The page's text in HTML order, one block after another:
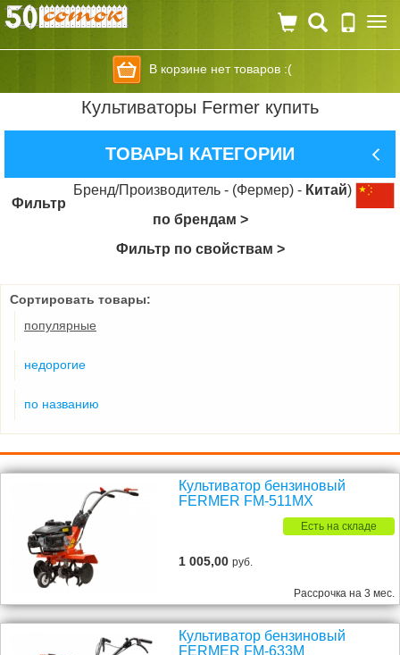
В корзине нет товаров :(
Культиваторы Fermer купить
ТОВАРЫ КАТЕГОРИИ
Бренд/Производитель - (Фермер) - Китай)
Фильтр
по брендам >
Фильтр по свойствам >
Сортировать товары:
популярные
недорогие
по названию
Культиватор бензиновый
FERMER FM-511MX
Есть на складе
1 005,00руб.
Рассрочка на 3 мес.
Культиватор бензиновый
FERMER FM-633М